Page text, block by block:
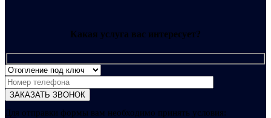
Какая услуга вас интересует?
Для отправки формы вам необходимо принять условия: